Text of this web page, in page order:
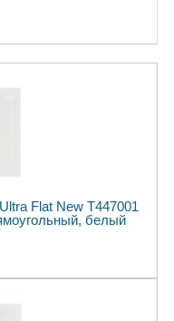
Flat New T447001
белый